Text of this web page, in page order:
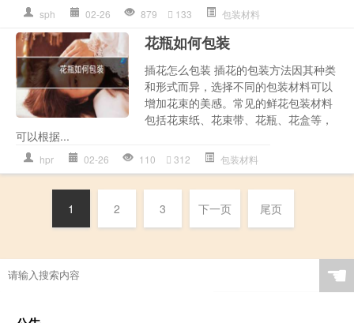
sph 02-26 879 133 包装材料
花瓶如何包装
插花怎么包装 插花的包装方法因其种类
和形式而异，选择不同的包装材料可以
增加花束的美感。常见的鲜花包装材料
包括花束纸、花束带、花瓶、花盒等，
可以根据...
hpr 02-26 110 312 包装材料
1 2 3 下一页 尾页
☚